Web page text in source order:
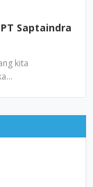
Saptaindra
kita